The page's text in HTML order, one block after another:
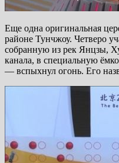
Еще одна оригинальная
районе Тунчжоу. Четверо
собранную из рек Янцзы,
канала, в специальную
— вспыхнул огонь. Его